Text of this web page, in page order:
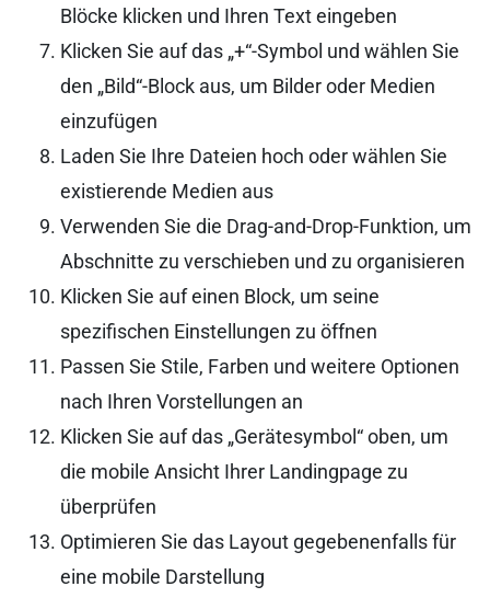
Blöcke klicken und Ihren Text eingeben
Klicken Sie auf das „+“-Symbol und wählen Sie
den „Bild“-Block aus, um Bilder oder Medien
einzufügen
Laden Sie Ihre Dateien hoch oder wählen Sie
existierende Medien aus
Verwenden Sie die Drag-and-Drop-Funktion, um
Abschnitte zu verschieben und zu organisieren
Klicken Sie auf einen Block, um seine
spezifischen Einstellungen zu öffnen
Passen Sie Stile, Farben und weitere Optionen
nach Ihren Vorstellungen an
Klicken Sie auf das „Gerätesymbol“ oben, um
die mobile Ansicht Ihrer Landingpage zu
überprüfen
Optimieren Sie das Layout gegebenenfalls für
eine mobile Darstellung